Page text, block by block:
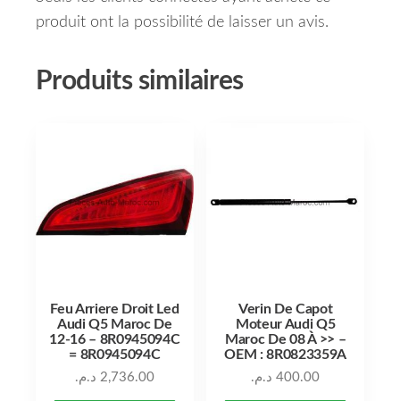
produit ont la possibilité de laisser un avis.
Produits similaires
Feu Arriere Droit Led
Audi Q5 Maroc De
12-16 – 8R0945094C
= 8R0945094C
2,736.00 د.م.
Verin De Capot
Moteur Audi Q5
Maroc De 08 À >> –
OEM : 8R0823359A
400.00 د.م.